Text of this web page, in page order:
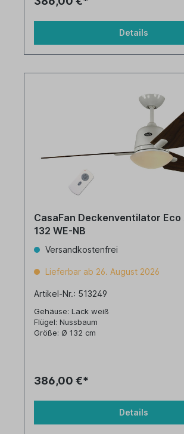
Details
CasaFan Deckenventilator Eco
132 WE-NB
Versandkostenfrei
Lieferbar ab 26. August 2026
Artikel-Nr.: 513249
Gehäuse: Lack weiß
Flügel: Nussbaum
Größe: Ø 132 cm
386,00 €*
Details